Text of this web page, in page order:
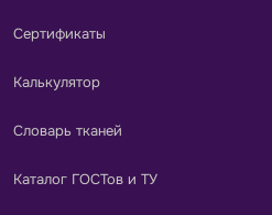
Сертификаты
Калькулятор
Словарь тканей
Каталог ГОСТов и ТУ